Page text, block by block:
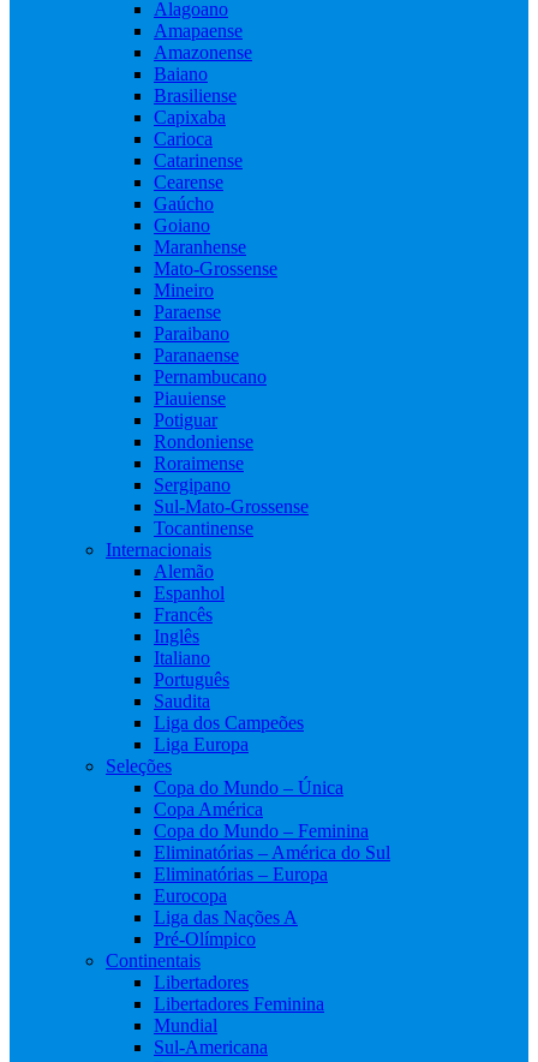
Alagoano
Amapaense
Amazonense
Baiano
Brasiliense
Capixaba
Carioca
Catarinense
Cearense
Gaúcho
Goiano
Maranhense
Mato-Grossense
Mineiro
Paraense
Paraibano
Paranaense
Pernambucano
Piauiense
Potiguar
Rondoniense
Roraimense
Sergipano
Sul-Mato-Grossense
Tocantinense
Internacionais
Alemão
Espanhol
Francês
Inglês
Italiano
Português
Saudita
Liga dos Campeões
Liga Europa
Seleções
Copa do Mundo – Única
Copa América
Copa do Mundo – Feminina
Eliminatórias – América do Sul
Eliminatórias – Europa
Eurocopa
Liga das Nações A
Pré-Olímpico
Continentais
Libertadores
Libertadores Feminina
Mundial
Sul-Americana